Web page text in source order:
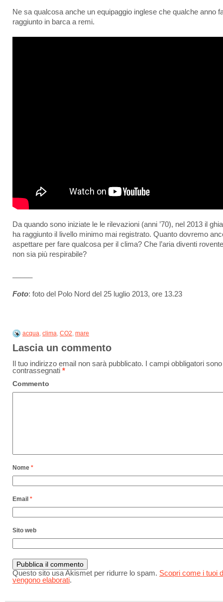
Ne sa qualcosa anche un equipaggio inglese che qualche anno
raggiunto in barca a remi.
Da quando sono iniziate le le rilevazioni (anni ’70), nel 2013 il
ha raggiunto il livello minimo mai registrato. Quanto dovremo
aspettare per fare qualcosa per il clima? Che l’aria diventi
non sia più respirabile?
Foto: foto del Polo Nord del 25 luglio 2013, ore 13.23
acqua, clima, CO2, mare
Lascia un commento
Il tuo indirizzo email non sarà pubblicato. I campi obbligatori sono
contrassegnati *
Commento
Nome *
Email *
Sito web
Questo sito usa Akismet per ridurre lo spam. Scopri come i tuoi
vengono elaborati.